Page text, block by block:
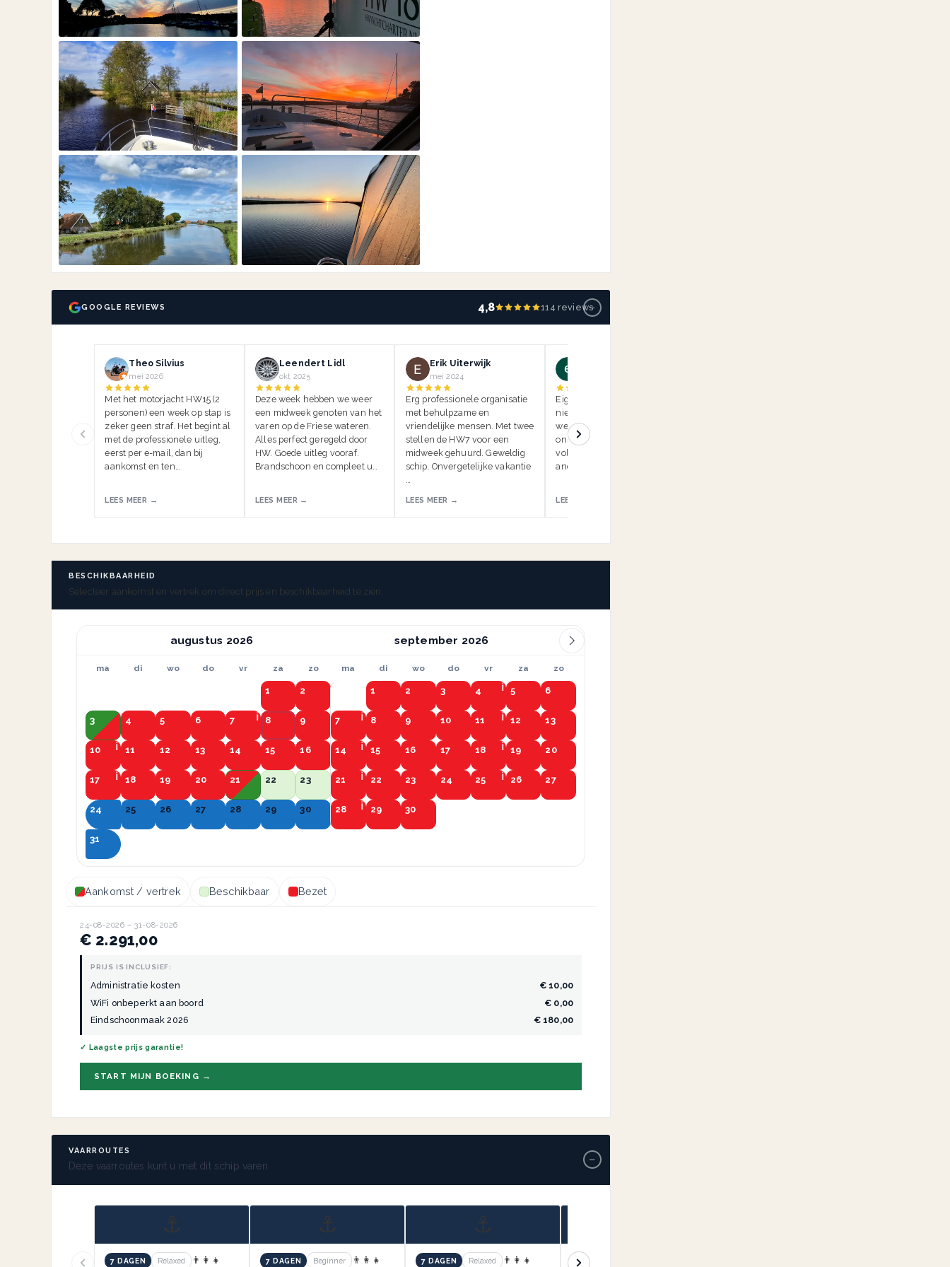
BESCHIKBAARHEID
Selecteer aankomst en vertrek om direct prijs en beschikbaarheid te zien.
augustus september
ma di wo do vr za zo ma di wo do vr za zo
1 2
3 4 5 6 7 8 9
10 11 12 13 14 15 16
17 18 19 20 21 22 23
24 25 26 27 28 29 30
31
1 2 3 4 5 6
7 8 9 10 11 12 13
14 15 16 17 18 19 20
21 22 23 24 25 26 27
28 29 30
Aankomst / vertrek Beschikbaar Bezet
24-08-2026 – 31-08-2026
€ 2.291,00
PRIJS IS INCLUSIEF:
Administratie kosten
€ 10,00
WiFi onbeperkt aan boord
€ 0,00
Eindschoonmaak 2026
€ 180,00
✓ Laagste prijs garantie!
START MIJN BOEKING →
GOOGLE REVIEWS 4,8 114 reviews−
Theo Silvius
mei 2026
Met het motorjacht HW15 (2
personen) een week op stap is
zeker geen straf. Het begint al
met de professionele uitleg,
eerst per e-mail, dan bij
aankomst en ten…
LEES MEER →
Leendert Lidl
okt 2025
Deze week hebben we weer
een midweek genoten van het
varen op de Friese wateren.
Alles perfect geregeld door
HW. Goede uitleg vooraf.
Brandschoon en compleet u…
LEES MEER →
Erik Uiterwijk
mei 2024
Erg professionele organisatie
met behulpzame en
vriendelijke mensen. Met twee
stellen de HW7 voor een
midweek gehuurd. Geweldig
schip. Onvergetelijke vakantie
LEES MEER →
Eigenlijk moeten we het hier
niet beoordelen, maar houden
we de insidertip liever voor
onszelf. Anders kan de
volgende vakantie door
anderen worden geboekt. En…
LEES MEER →
VAARROUTES
Deze vaarroutes kunt u met dit schip varen −
⚓
7 DAGEN Relaxed 👨‍👩‍👧
⚓
7 DAGEN Beginner 👨‍👩‍👧
⚓
7 DAGEN Relaxed 👨‍👩‍👧 7 DAGEN